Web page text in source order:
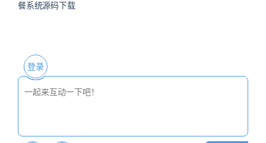
餐系统源码下载
登录